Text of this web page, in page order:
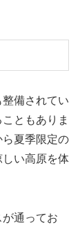
備されてい
ともありま
夏季限定の
い高原を体
通ってお